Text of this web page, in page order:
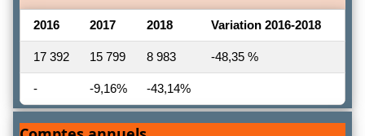
2016 2017 2018 Variation 2016-2018
17 392 15 799 8 983 -48,35 %
- -9,16% -43,14%